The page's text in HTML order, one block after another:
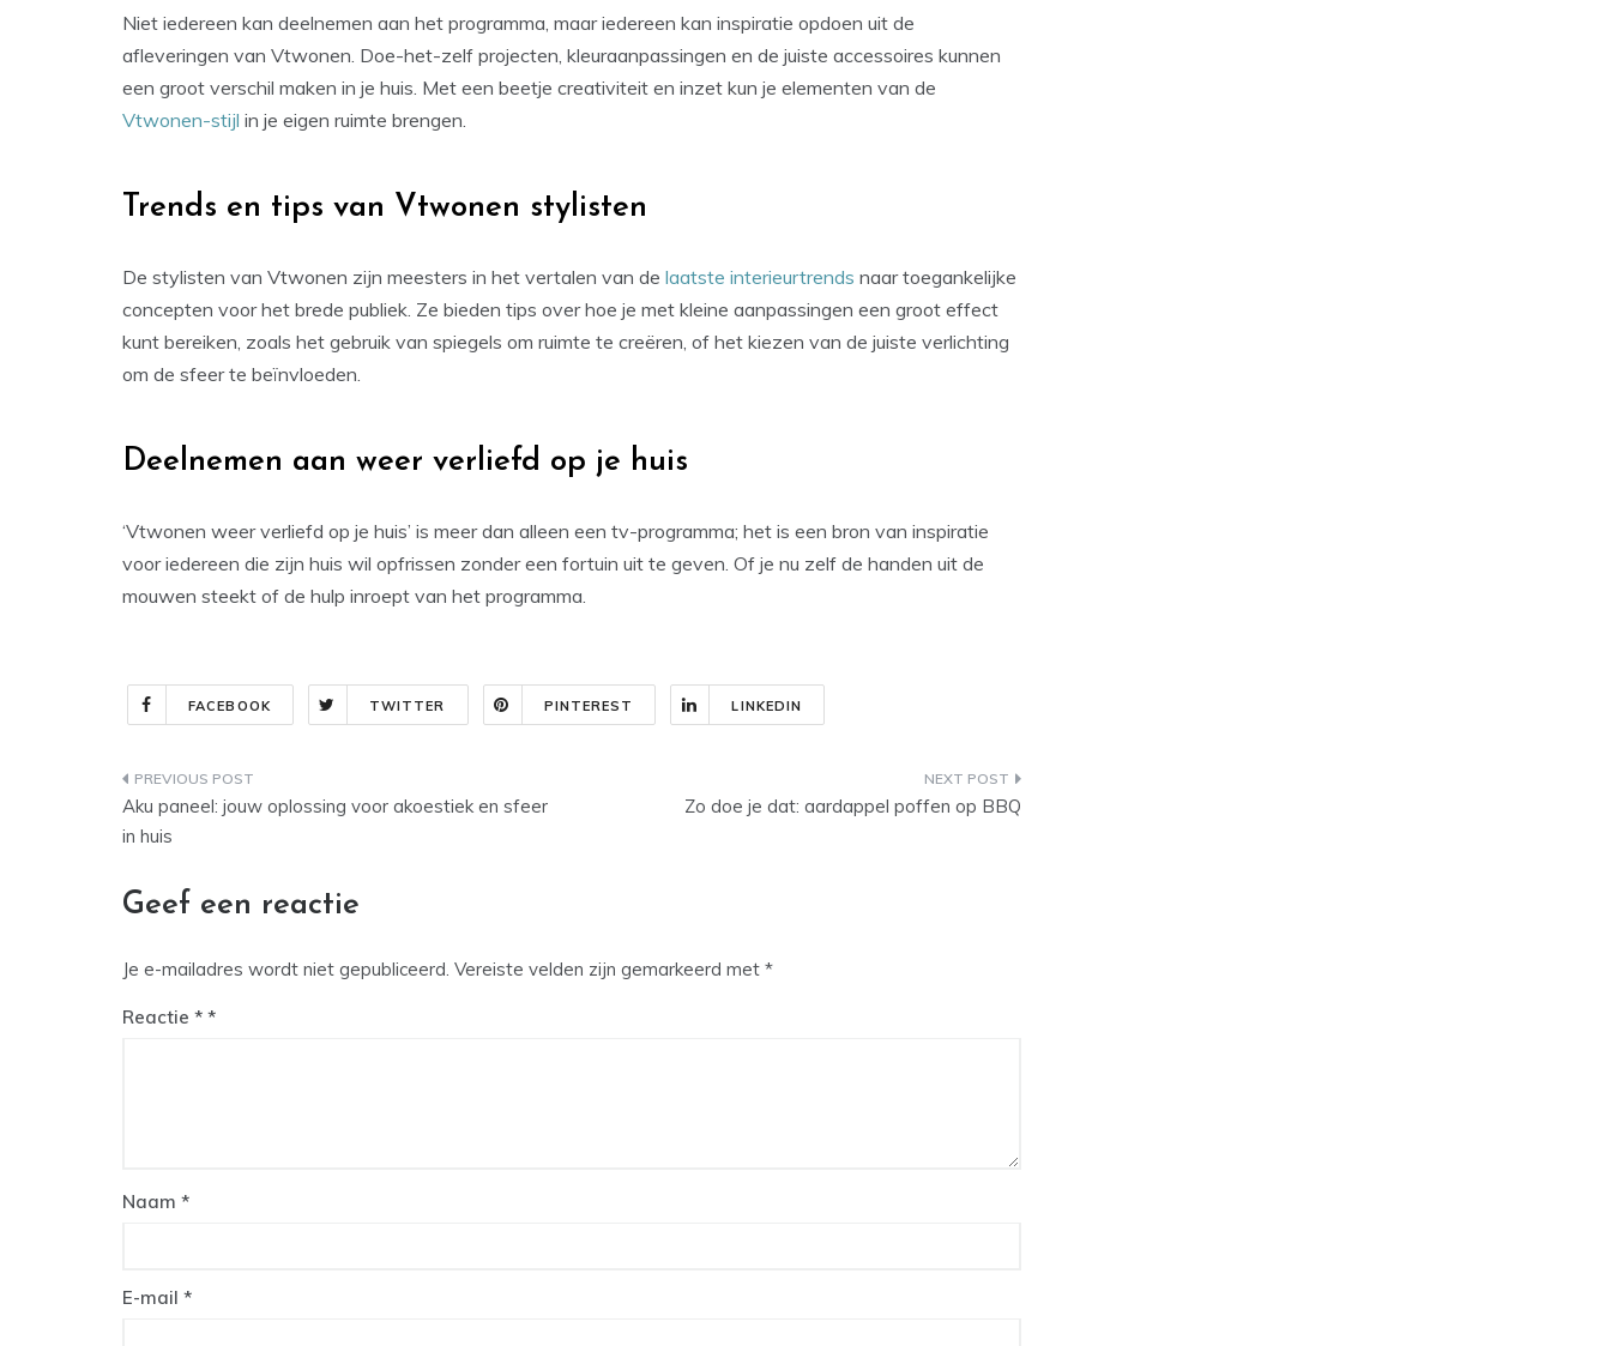
Niet iedereen kan deelnemen aan het programma, maar iedereen kan inspiratie opdoen uit de
afleveringen van Vtwonen. Doe-het-zelf projecten, kleuraanpassingen en de juiste accessoires kunnen
een groot verschil maken in je huis. Met een beetje creativiteit en inzet kun je elementen van de
Vtwonen-stijl in je eigen ruimte brengen.
Trends en tips van Vtwonen stylisten
De stylisten van Vtwonen zijn meesters in het vertalen van de laatste interieurtrends naar toegankelijke
concepten voor het brede publiek. Ze bieden tips over hoe je met kleine aanpassingen een groot effect
kunt bereiken, zoals het gebruik van spiegels om ruimte te creëren, of het kiezen van de juiste verlichting
om de sfeer te beïnvloeden.
Deelnemen aan weer verliefd op je huis
‘Vtwonen weer verliefd op je huis’ is meer dan alleen een tv-programma; het is een bron van inspiratie
voor iedereen die zijn huis wil opfrissen zonder een fortuin uit te geven. Of je nu zelf de handen uit de
mouwen steekt of de hulp inroept van het programma.
FACEBOOK TWITTER PINTEREST LINKEDIN
Bericht
navigatie
Aku paneel: jouw oplossing voor akoestiek en sfeer
in huis
Zo doe je dat: aardappel poffen op BBQ
Geef een reactie
Je e-mailadres wordt niet gepubliceerd. Vereiste velden zijn gemarkeerd met *
Reactie *
Naam *
E-mail *